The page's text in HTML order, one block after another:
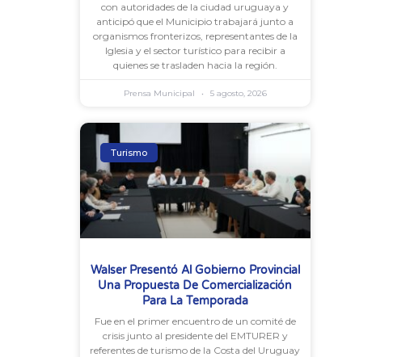
con autoridades de la ciudad uruguaya y
anticipó que el Municipio trabajará junto a
organismos fronterizos, representantes de la
Iglesia y el sector turístico para recibir a
quienes se trasladen hacia la región.
Prensa Municipal 5 agosto, 2026
Turismo
Walser Presentó Al Gobierno Provincial
Una Propuesta De Comercialización
Para La Temporada
Fue en el primer encuentro de un comité de
crisis junto al presidente del EMTURER y
referentes de turismo de la Costa del Uruguay